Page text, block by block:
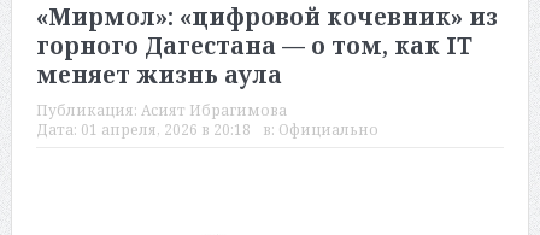
«Мирмол»: «цифровой кочевник» из
горного Дагестана — о том, как IT
меняет жизнь аула
Публикация: Асият Ибрагимова
Дата: 01 апреля, 2026 в 20:18 в: Официально